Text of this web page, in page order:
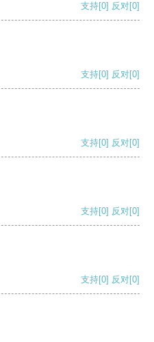
支持[0] 反对[0]
支持[0] 反对[0]
支持[0] 反对[0]
支持[0] 反对[0]
支持[0] 反对[0]